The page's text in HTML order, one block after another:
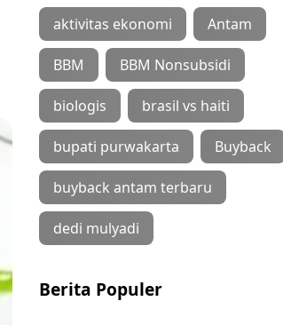
aktivitas ekonomi Antam
BBM BBM Nonsubsidi
biologis brasil vs haiti
bupati purwakarta Buyback
buyback antam terbaru
dedi mulyadi
Berita Populer